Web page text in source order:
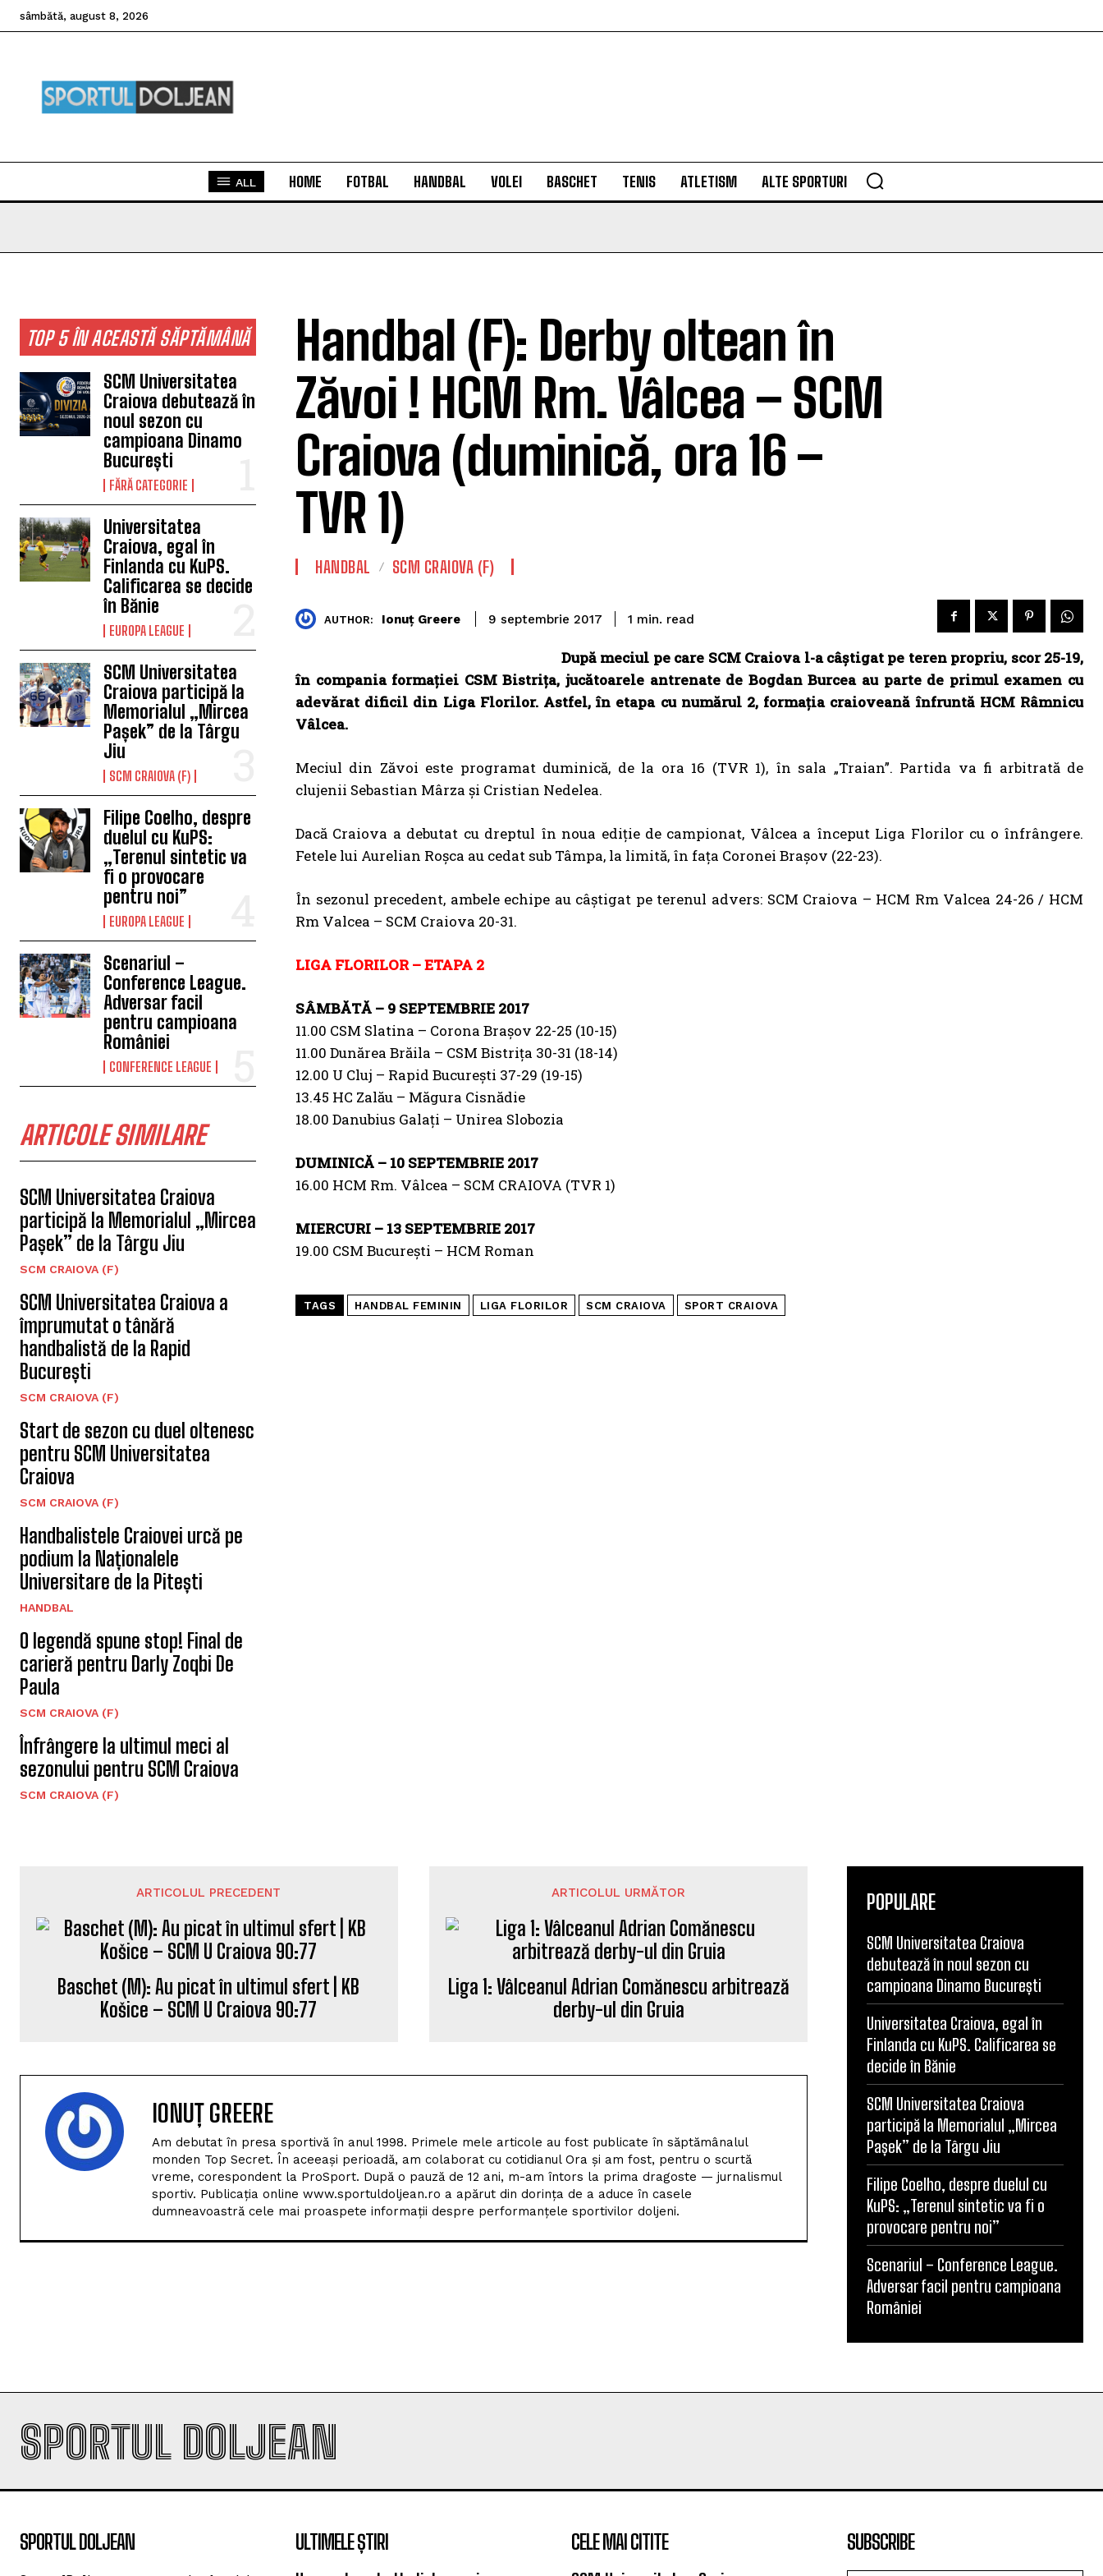
sâmbătă, august 8, 2026
ALL HOME FOTBAL HANDBAL VOLEI BASCHET TENIS ATLETISM ALTE SPORTURI
TOP 5 ÎN ACEASTĂ SĂPTĂMÂNĂ
SCM Universitatea
Craiova debutează în
noul sezon cu
campioana Dinamo
București
FĂRĂ CATEGORIE
Universitatea
Craiova, egal în
Finlanda cu KuPS.
Calificarea se decide
în Bănie
EUROPA LEAGUE
SCM Universitatea
Craiova participă la
Memorialul „Mircea
Pașek” de la Târgu
Jiu
SCM CRAIOVA (F)
Filipe Coelho, despre
duelul cu KuPS:
„Terenul sintetic va
fi o provocare
pentru noi”
EUROPA LEAGUE
Scenariul –
Conference League.
Adversar facil
pentru campioana
României
CONFERENCE LEAGUE
ARTICOLE SIMILARE
SCM Universitatea Craiova
participă la Memorialul „Mircea
Pașek” de la Târgu Jiu
SCM CRAIOVA (F)
SCM Universitatea Craiova a
împrumutat o tânără
handbalistă de la Rapid
București
SCM CRAIOVA (F)
Start de sezon cu duel oltenesc
pentru SCM Universitatea
Craiova
SCM CRAIOVA (F)
Handbalistele Craiovei urcă pe
podium la Naționalele
Universitare de la Pitești
HANDBAL
O legendă spune stop! Final de
carieră pentru Darly Zoqbi De
Paula
SCM CRAIOVA (F)
Înfrângere la ultimul meci al
sezonului pentru SCM Craiova
SCM CRAIOVA (F)
Handbal (F): Derby oltean în
Zăvoi ! HCM Rm. Vâlcea – SCM
Craiova (duminică, ora 16 –
TVR 1)
HANDBAL SCM CRAIOVA (F)
AUTHOR: Ionuț Greere 9 septembrie 2017 1 min. read
După meciul pe care SCM Craiova l-a câștigat pe teren propriu, scor 25-19,
în compania formației CSM Bistrița, jucătoarele antrenate de Bogdan Burcea au parte de primul examen cu
adevărat dificil din Liga Florilor. Astfel, în etapa cu numărul 2, formația craioveană înfruntă HCM Râmnicu
Vâlcea.
Meciul din Zăvoi este programat duminică, de la ora 16 (TVR 1), în sala „Traian”. Partida va fi arbitrată de
clujenii Sebastian Mârza şi Cristian Nedelea.
Dacă Craiova a debutat cu dreptul în noua ediție de campionat, Vâlcea a început Liga Florilor cu o înfrângere.
Fetele lui Aurelian Roșca au cedat sub Tâmpa, la limită, în fața Coronei Brașov (22-23).
În sezonul precedent, ambele echipe au câștigat pe terenul advers: SCM Craiova – HCM Rm Valcea 24-26 / HCM
Rm Valcea – SCM Craiova 20-31.
LIGA FLORILOR – ETAPA 2
SÂMBĂTĂ – 9 SEPTEMBRIE 2017
11.00 CSM Slatina – Corona Brașov 22-25 (10-15)
11.00 Dunărea Brăila – CSM Bistrița 30-31 (18-14)
12.00 U Cluj – Rapid București 37-29 (19-15)
13.45 HC Zalău – Măgura Cisnădie
18.00 Danubius Galați – Unirea Slobozia
DUMINICĂ – 10 SEPTEMBRIE 2017
16.00 HCM Rm. Vâlcea – SCM CRAIOVA (TVR 1)
MIERCURI – 13 SEPTEMBRIE 2017
19.00 CSM București – HCM Roman
TAGS HANDBAL FEMININ LIGA FLORILOR SCM CRAIOVA SPORT CRAIOVA
ARTICOLUL PRECEDENT
Baschet (M): Au picat în ultimul sfert | KB
Košice – SCM U Craiova 90:77
ARTICOLUL URMĂTOR
Liga 1: Vâlceanul Adrian Comănescu arbitrează
derby-ul din Gruia
IONUȚ GREERE
Am debutat în presa sportivă în anul 1998. Primele mele articole au fost publicate în săptămânalul
monden Top Secret. În aceeași perioadă, am colaborat cu cotidianul Ora și am fost, pentru o scurtă
vreme, corespondent la ProSport. După o pauză de 12 ani, m-am întors la prima dragoste — jurnalismul
sportiv. Publicația online www.sportuldoljean.ro a apărut din dorința de a aduce în casele
dumneavoastră cele mai proaspete informații despre performanțele sportivilor doljeni.
POPULARE
SCM Universitatea Craiova
debutează în noul sezon cu
campioana Dinamo București
Universitatea Craiova, egal în
Finlanda cu KuPS. Calificarea se
decide în Bănie
SCM Universitatea Craiova
participă la Memorialul „Mircea
Pașek” de la Târgu Jiu
Filipe Coelho, despre duelul cu
KuPS: „Terenul sintetic va fi o
provocare pentru noi”
Scenariul – Conference League.
Adversar facil pentru campioana
României
SPORTUL DOLJEAN
SPORTUL DOLJEAN ULTIMELE ȘTIRI CELE MAI CITITE SUBSCRIBE